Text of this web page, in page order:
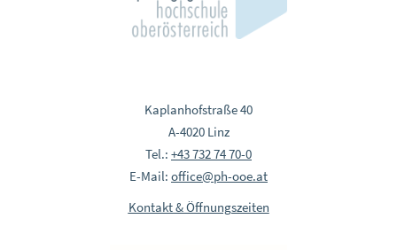
Kaplanhofstraße 40
A-4020 Linz
Tel.: +43 732 74 70-0
E-Mail: office@ph-ooe.at
Kontakt & Öffnungszeiten